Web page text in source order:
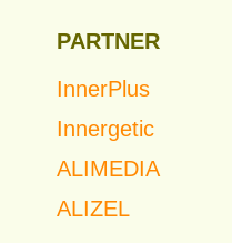
PARTNER
InnerPlus
Innergetic
ALIMEDIA
ALIZEL